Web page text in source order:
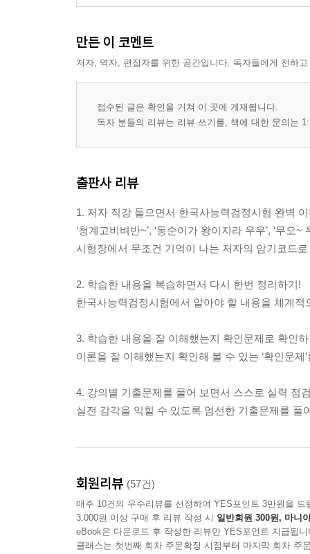
제1회 정답 및 해설
제2회 정답 및 해설
제3회 정답 및 해설
제5회 정답 및 해설
만든 이 코멘트
저자, 역자, 편집자를 위한 공간입니다. 독자들에게 전하
접수된 글은 확인을 거쳐 이 곳에 게재됩니다.
독자 분들의 리뷰는 리뷰 쓰기를, 책에 대한 문의는
출판사 리뷰
1. 저자 직강 들으면서 한국사능력검정시험 완벽
‘청계고비벼반~’, ‘동순이가 왕이지라 우우’, ‘무오~
시험장에서 무조건 기억이 나는 저자의 암기코드
2. 학습한 내용을 복습하면서 다시 한번 정리하기!
한국사능력검정시험에서 알아야 할 내용을 체계
3. 학습한 내용을 잘 이해했는지 확인문제로 확인
이론을 잘 이해했는지 확인해 볼 수 있는 ‘확인문
4. 강의별 기출문제를 풀어 보면서 스스로 실력 점
실전 감각을 익힐 수 있도록 엄선한 기출문제를
회원리뷰 (57건)
매주 10건의 우수리뷰를 선정하여 YES포인트 3만원을 드
3,000원 이상 구매 후 리뷰 작성 시 일반회원 300원, 마니
eBook은 다운로드 후 작성한 리뷰만 YES포인트 지급됩니
클래스는 첫번째 회차 주문확정 시점부터 마지막 회차 주